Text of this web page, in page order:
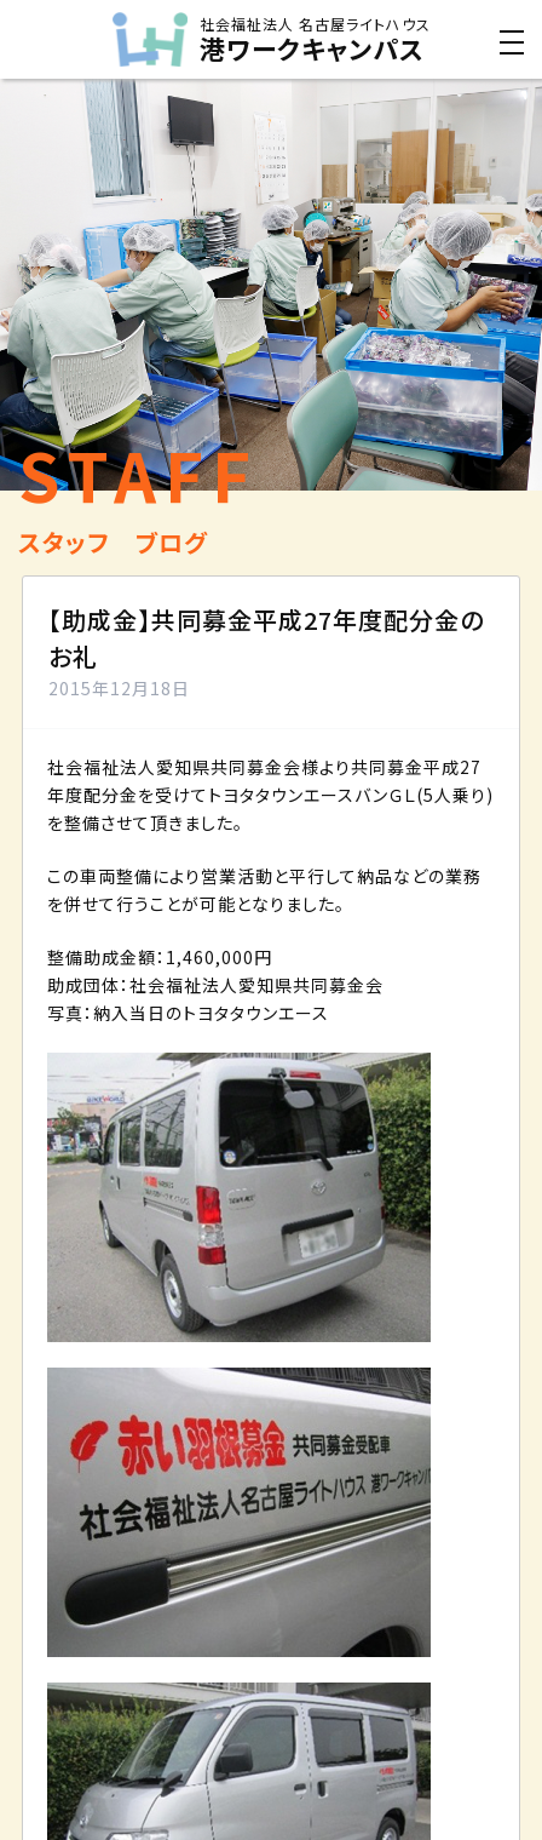
社会福祉法人 名古屋ライトハウス
港ワークキャンパス
STAFF
スタッフ ブログ
【助成金】共同募金平成27年度配分金の
お礼
2015年12月18日
社会福祉法人愛知県共同募金会様より共同募金平成27
年度配分金を受けてトヨタタウンエースバンＧＬ(5人乗り)
を整備させて頂きました。
この車両整備により営業活動と平行して納品などの業務
を併せて行うことが可能となりました。
整備助成金額：1,460,000円
助成団体：社会福祉法人愛知県共同募金会
写真：納入当日のトヨタタウンエース